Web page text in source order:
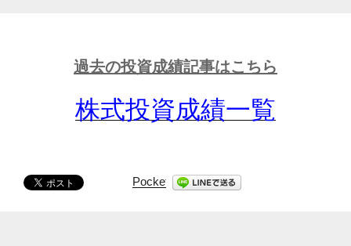
過去の投資成績記事はこちら
株式投資成績一覧
Pocket